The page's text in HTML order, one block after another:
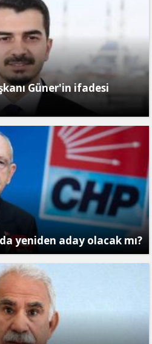
Güner'in ifadesi
yeniden aday olacak mı?